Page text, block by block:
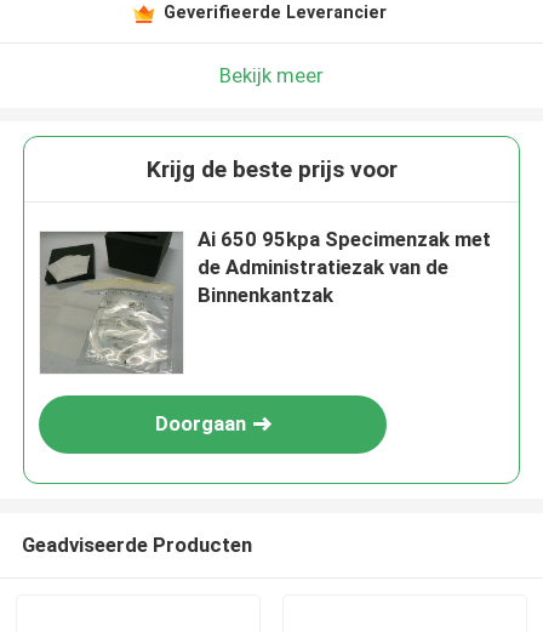
Geverifieerde Leverancier
Bekijk meer
Krijg de beste prijs voor
Ai 650 95kpa Specimenzak met
de Administratiezak van de
Binnenkantzak
Doorgaan
Geadviseerde Producten